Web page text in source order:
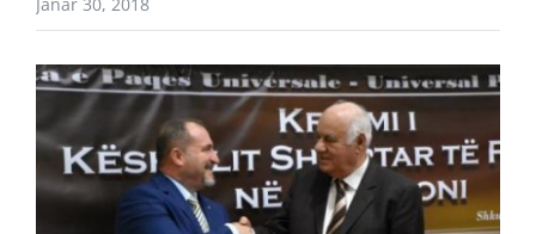
View
Larger
Image